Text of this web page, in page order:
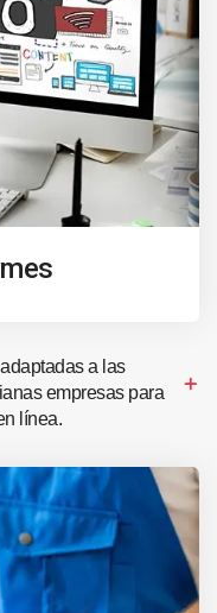
a las
empresas para
línea.